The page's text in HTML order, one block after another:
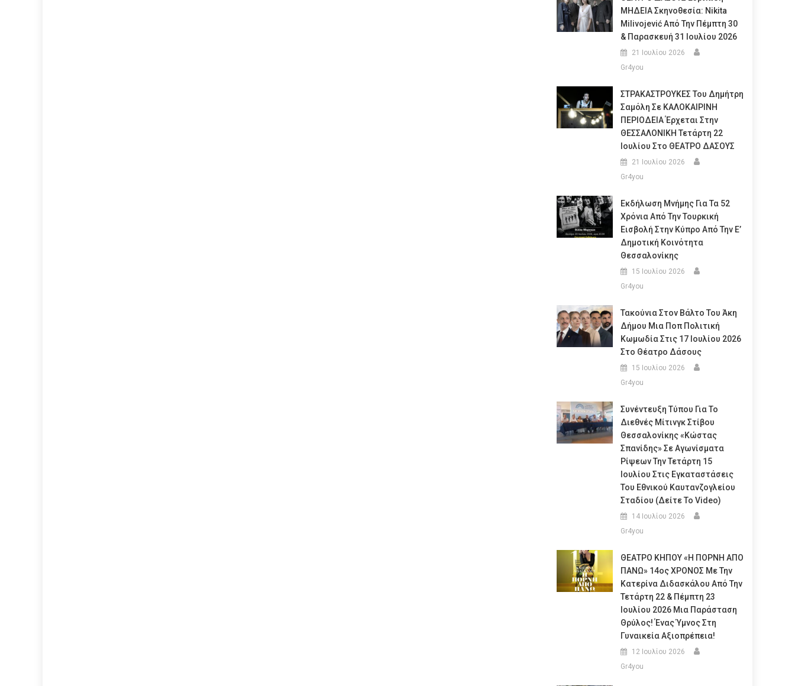
ΜΗΔΕΙΑ Σκηνοθεσία: Nikita
Milivojević Από Την Πέμπτη 30
& Παρασκευή 31 Ιουλίου 2026
21 Ιουλίου 2026
Gr4you
ΣΤΡΑΚΑΣΤΡΟΥΚΕΣ Του Δημήτρη
Σαμόλη Σε ΚΑΛΟΚΑΙΡΙΝΗ
ΠΕΡΙΟΔΕΙΑ Έρχεται Στην
ΘΕΣΣΑΛΟΝΙΚΗ Τετάρτη 22
Ιουλίου Στο ΘΕΑΤΡΟ ΔΑΣΟΥΣ
21 Ιουλίου 2026
Gr4you
Εκδήλωση Μνήμης Για Τα 52
Χρόνια Από Την Τουρκική
Εισβολή Στην Κύπρο Από Την Ε’
Δημοτική Κοινότητα
Θεσσαλονίκης
15 Ιουλίου 2026
Gr4you
Τακούνια Στον Βάλτο Του Άκη
Δήμου Μια Ποπ Πολιτική
Κωμωδία Στις 17 Ιουλίου 2026
Στο Θέατρο Δάσους
15 Ιουλίου 2026
Gr4you
Συνέντευξη Τύπου Για Το
Διεθνές Μίτινγκ Στίβου
Θεσσαλονίκης «Κώστας
Σπανίδης» Σε Αγωνίσματα
Ρίψεων Την Τετάρτη 15
Ιουλίου Στις Εγκαταστάσεις
Του Εθνικού Καυτανζογλείου
Σταδίου (Δείτε Το Video)
14 Ιουλίου 2026
Gr4you
ΘΕΑΤΡΟ ΚΗΠΟΥ «Η ΠΟΡΝΗ ΑΠΟ
ΠΑΝΩ» 14ος ΧΡΟΝΟΣ Με Την
Κατερίνα Διδασκάλου Από Την
Τετάρτη 22 & Πέμπτη 23
Ιουλίου 2026 Μια Παράσταση
Θρύλος! Ένας Ύμνος Στη
Γυναικεία Αξιοπρέπεια!
12 Ιουλίου 2026
Gr4you